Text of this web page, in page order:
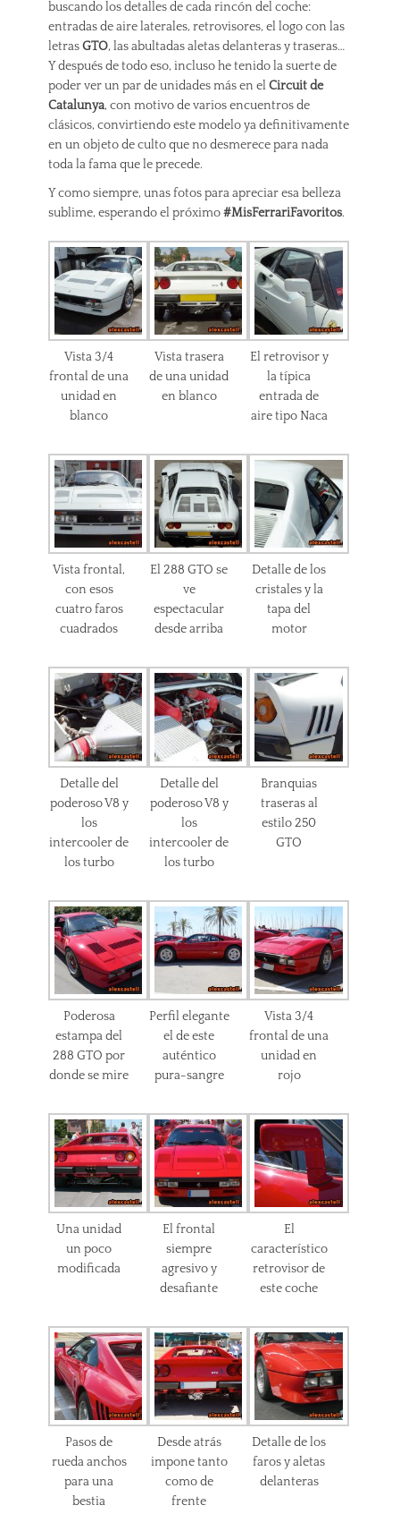
buscando los detalles de cada rincón del coche:
entradas de aire laterales, retrovisores, el logo con las
letrasGTO, las abultadas aletas delanteras y traseras…
Y después de todo eso, incluso he tenido la suerte de
poder ver un par de unidades más en elCircuit de
Catalunya, con motivo de varios encuentros de
clásicos, convirtiendo este modelo ya definitivamente
en un objeto de culto que no desmerece para nada
toda la fama que le precede.
Y como siempre, unas fotos para apreciar esa belleza
sublime, esperando el próximo#MisFerrariFavoritos.
Vista 3/4
frontal de una
unidad en
blanco
Vista trasera
de una unidad
en blanco
El retrovisor y
la típica
entrada de
aire tipo Naca
Vista frontal,
con esos
cuatro faros
cuadrados
El 288 GTO se
ve
espectacular
desde arriba
Detalle de los
cristales y la
tapa del
motor
Detalle del
poderoso V8 y
los
intercooler de
los turbo
Detalle del
poderoso V8 y
los
intercooler de
los turbo
Branquias
traseras al
estilo 250
GTO
Poderosa
estampa del
288 GTO por
donde se mire
Perfil elegante
el de este
auténtico
pura-sangre
Vista 3/4
frontal de una
unidad en
rojo
Una unidad
un poco
modificada
El frontal
siempre
agresivo y
desafiante
El
característico
retrovisor de
este coche
Pasos de
rueda anchos
para una
bestia
Desde atrás
impone tanto
como de
frente
Detalle de los
faros y aletas
delanteras